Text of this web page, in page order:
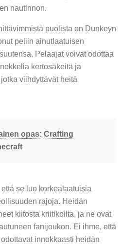
nautinnon.
puolista on Dunkeyn
peliin ainutlaatuisen
Pelaajat voivat odottaa
kertosäkeitä ja
viihdyttävät heitä
opas: Crafting
se luo korkealaatuisia
rajoja. Heidän
kiitosta kriitikoilta, ja ne ovat
fanijoukon. Ei ihme, että
innokkaasti heidän